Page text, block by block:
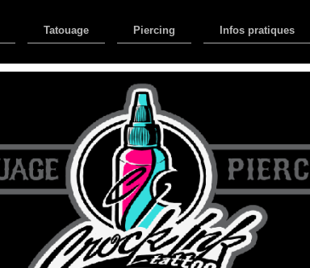
Tatouage Piercing Infos pratiques